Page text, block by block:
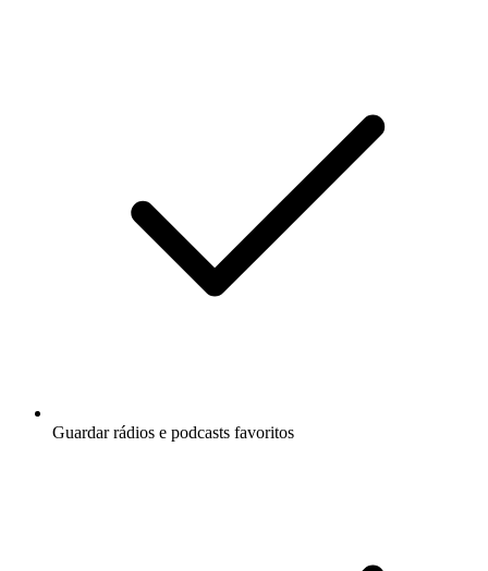
Guardar rádios e podcasts favoritos